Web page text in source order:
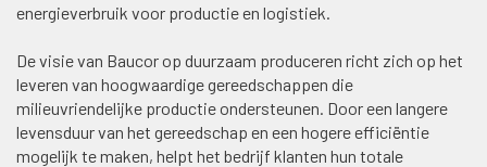
energieverbruik voor productie en logistiek.
De visie van Baucor op duurzaam produceren richt zich op het
leveren van hoogwaardige gereedschappen die
milieuvriendelijke productie ondersteunen. Door een langere
levensduur van het gereedschap en een hogere efficiëntie
mogelijk te maken, helpt het bedrijf klanten hun totale